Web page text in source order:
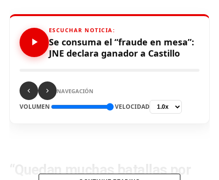
ESCUCHAR NOTICIA:
Se consuma el “fraude en mesa”:
JNE declara ganador a Castillo
NAVEGACIÓN
VOLUMEN VELOCIDAD
“Quedan muchas batallas por